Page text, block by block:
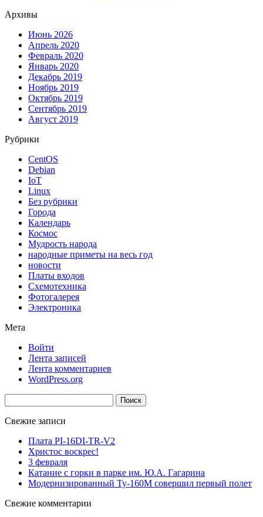
Архивы
Июнь 2026
Апрель 2020
Февраль 2020
Январь 2020
Декабрь 2019
Ноябрь 2019
Октябрь 2019
Сентябрь 2019
Август 2019
Рубрики
CentOS
Debian
IoT
Linux
Без рубрики
Города
Календарь
Космос
Мудрость народа
народные приметы на весь год
новости
Платы входов
Схемотехника
Фотогалерея
Электроника
Мета
Войти
Лента записей
Лента комментариев
WordPress.org
Свежие записи
Плата PI-16DI-TR-V2
Христос воскрес!
3 февраля
Катание с горки в парке им. Ю.А. Гагарина
Модернизированный Ту-160М совершил первый полет
Свежие комментарии